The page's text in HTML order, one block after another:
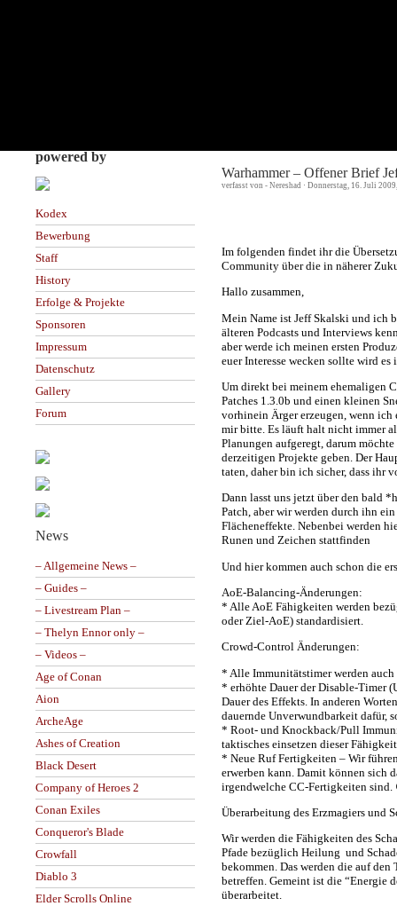
powered by
Kodex
Bewerbung
Staff
History
Erfolge & Projekte
Sponsoren
Impressum
Datenschutz
Gallery
Forum
News
– Allgemeine News –
– Guides –
– Livestream Plan –
– Thelyn Ennor only –
– Videos –
Age of Conan
Aion
ArcheAge
Ashes of Creation
Black Desert
Company of Heroes 2
Conan Exiles
Conqueror's Blade
Crowfall
Diablo 3
Elder Scrolls Online
Warhammer – Offener Brief
verfasst von - Nereshad · Donnerstag, 16. Juli
Im folgenden findet ihr die
Community über die in näherer
Hallo zusammen,
Mein Name ist Jeff Skalski und ich
älteren Podcasts und Interviews
aber werde ich meinen ersten
euer Interesse wecken sollte wird
Um direkt bei meinem ehemaligen
Patches 1.3.0b und einen kleinen
vorhinein Ärger erzeugen, wenn ich
mir bitte. Es läuft halt nicht immer
Planungen aufgeregt, darum
derzeitigen Projekte geben. Der
taten, daher bin ich sicher, dass ihr
Dann lasst uns jetzt über den bald
Patch, aber wir werden durch ihn
Flächeneffekte. Nebenbei werden
Runen und Zeichen stattfinden
Und hier kommen auch schon die
AoE-Balancing-Änderungen:
* Alle AoE Fähigkeiten werden
oder Ziel-AoE) standardisiert.
Crowd-Control Änderungen:
* Alle Immunitätstimer werden auch
* erhöhte Dauer der Disable-Timer
Dauer des Effekts. In anderen
dauernde Unverwundbarkeit dafür,
* Root- und Knockback/Pull
taktisches einsetzen dieser
* Neue Ruf Fertigkeiten – Wir
erwerben kann. Damit können sich
irgendwelche CC-Fertigkeiten sind.
Überarbeitung des Erzmagiers und
Wir werden die Fähigkeiten des
Pfade bezüglich Heilung und
bekommen. Das werden die auf
betreffen. Gemeint ist die “Energie
überarbeitet.